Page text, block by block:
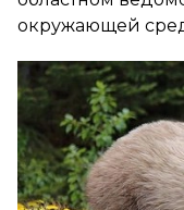
окружающей